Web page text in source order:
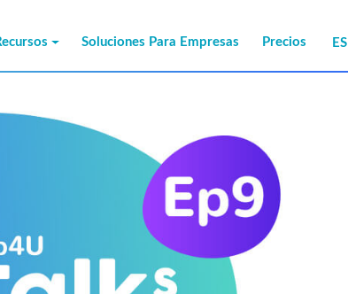
Soluciones Para Empresas Precios ES